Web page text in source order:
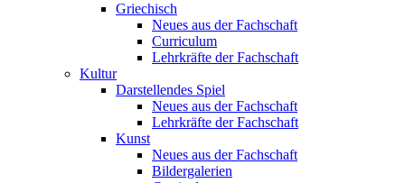
Griechisch
Neues aus der Fachschaft
Curriculum
Lehrkräfte der Fachschaft
Kultur
Darstellendes Spiel
Neues aus der Fachschaft
Lehrkräfte der Fachschaft
Kunst
Neues aus der Fachschaft
Bildergalerien